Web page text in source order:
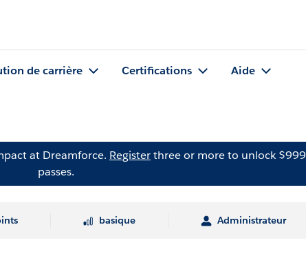
de carrière Certifications Aide
at Dreamforce. Registerthree or more to unlock $999
passes.
basique Administrateur